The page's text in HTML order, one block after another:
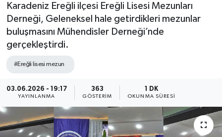
Karadeniz Ereğli ilçesi Ereğli Lisesi Mezunları
Derneği, Geleneksel hale getirdikleri mezunlar
buluşmasını Mühendisler Derneği’nde
gerçekleştirdi.
#Ereğli lisesi mezun
03.06.2026 - 19:17
YAYINLANMA
363
GÖSTERIM
1 DK
OKUNMA SÜRESI
Eğitim
Ekonomi
Medya
Mizah